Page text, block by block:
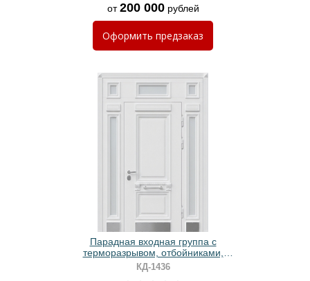
от200 000рублей
Оформить предзаказ
Парадная входная группа с
терморазрывом, отбойниками,
стеклами и белыми панелями МДФ
RAL с багетом
КД-1436